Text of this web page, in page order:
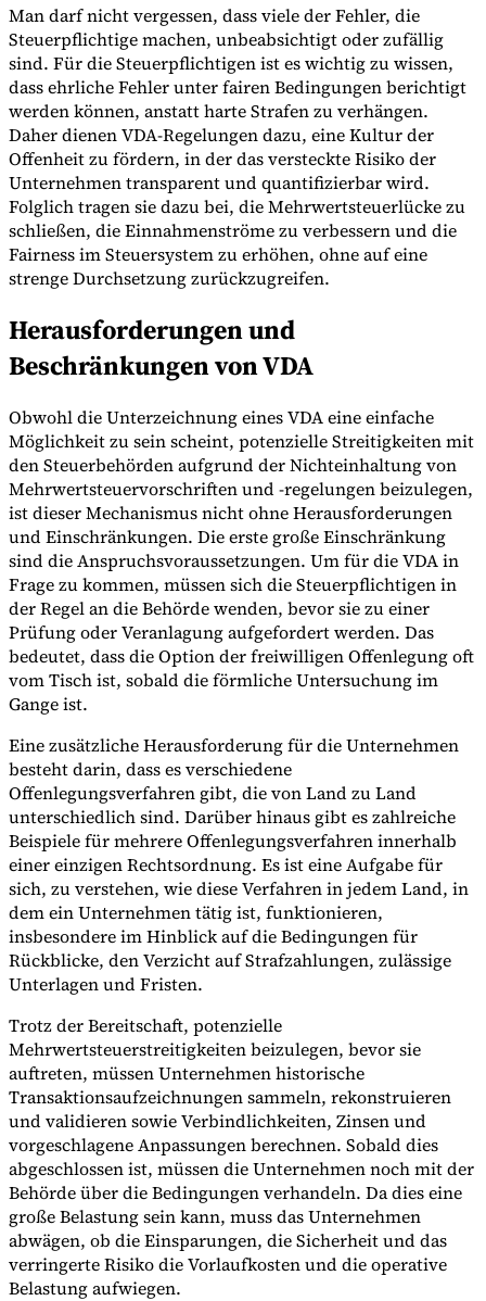
Man darf nicht vergessen, dass viele der Fehler, die
Steuerpflichtige machen, unbeabsichtigt oder zufällig
sind. Für die Steuerpflichtigen ist es wichtig zu wissen,
dass ehrliche Fehler unter fairen Bedingungen berichtigt
werden können, anstatt harte Strafen zu verhängen.
Daher dienen VDA-Regelungen dazu, eine Kultur der
Offenheit zu fördern, in der das versteckte Risiko der
Unternehmen transparent und quantifizierbar wird.
Folglich tragen sie dazu bei, die Mehrwertsteuerlücke zu
schließen, die Einnahmenströme zu verbessern und die
Fairness im Steuersystem zu erhöhen, ohne auf eine
strenge Durchsetzung zurückzugreifen.
Herausforderungen und
Beschränkungen von VDA
Obwohl die Unterzeichnung eines VDA eine einfache
Möglichkeit zu sein scheint, potenzielle Streitigkeiten mit
den Steuerbehörden aufgrund der Nichteinhaltung von
Mehrwertsteuervorschriften und -regelungen beizulegen,
ist dieser Mechanismus nicht ohne Herausforderungen
und Einschränkungen. Die erste große Einschränkung
sind die Anspruchsvoraussetzungen. Um für die VDA in
Frage zu kommen, müssen sich die Steuerpflichtigen in
der Regel an die Behörde wenden, bevor sie zu einer
Prüfung oder Veranlagung aufgefordert werden. Das
bedeutet, dass die Option der freiwilligen Offenlegung oft
vom Tisch ist, sobald die förmliche Untersuchung im
Gange ist.
Eine zusätzliche Herausforderung für die Unternehmen
besteht darin, dass es verschiedene
Offenlegungsverfahren gibt, die von Land zu Land
unterschiedlich sind. Darüber hinaus gibt es zahlreiche
Beispiele für mehrere Offenlegungsverfahren innerhalb
einer einzigen Rechtsordnung. Es ist eine Aufgabe für
sich, zu verstehen, wie diese Verfahren in jedem Land, in
dem ein Unternehmen tätig ist, funktionieren,
insbesondere im Hinblick auf die Bedingungen für
Rückblicke, den Verzicht auf Strafzahlungen, zulässige
Unterlagen und Fristen.
Trotz der Bereitschaft, potenzielle
Mehrwertsteuerstreitigkeiten beizulegen, bevor sie
auftreten, müssen Unternehmen historische
Transaktionsaufzeichnungen sammeln, rekonstruieren
und validieren sowie Verbindlichkeiten, Zinsen und
vorgeschlagene Anpassungen berechnen. Sobald dies
abgeschlossen ist, müssen die Unternehmen noch mit der
Behörde über die Bedingungen verhandeln. Da dies eine
große Belastung sein kann, muss das Unternehmen
abwägen, ob die Einsparungen, die Sicherheit und das
verringerte Risiko die Vorlaufkosten und die operative
Belastung aufwiegen.